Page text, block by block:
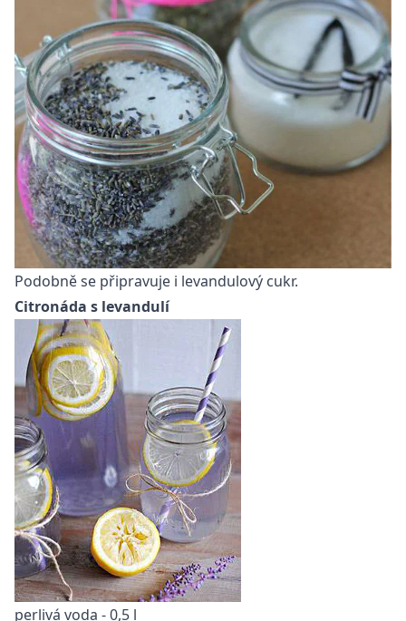
Podobně se připravuje i levandulový cukr.
Citronáda s levandulí
perlivá voda - 0,5 l